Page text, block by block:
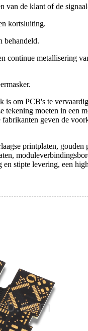
van de klant of de
kortsluiting.
behandeld.
continue metallisering
om PCB's te
moeten in een
geven de
printplaten,
stipte levering, een